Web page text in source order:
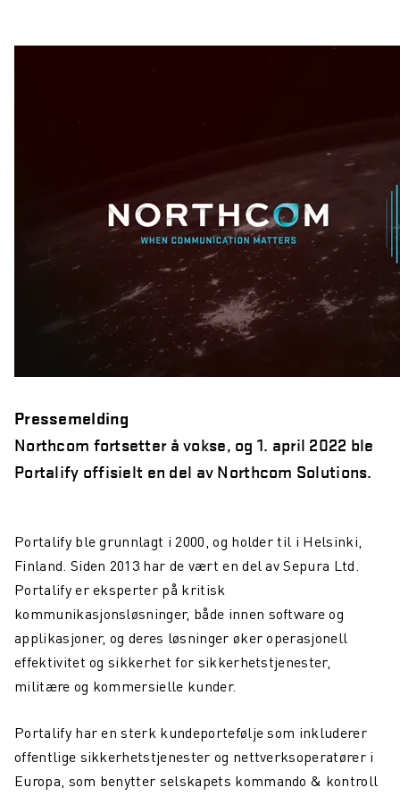
Ny TETRA katalog 2019
Pressemelding
Northcom fortsetter å vokse, og 1. april 2022 ble
Portalify offisielt en del av Northcom Solutions.
Portalify ble grunnlagt i 2000, og holder til i Helsinki,
Finland. Siden 2013 har de vært en del av Sepura Ltd.
Portalify er eksperter på kritisk
kommunikasjonsløsninger, både innen software og
applikasjoner, og deres løsninger øker operasjonell
effektivitet og sikkerhet for sikkerhetstjenester,
militære og kommersielle kunder.
Portalify har en sterk kundeportefølje som inkluderer
offentlige sikkerhetstjenester og nettverksoperatører i
Europa, som benytter selskapets kommando & kontroll